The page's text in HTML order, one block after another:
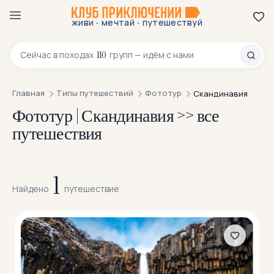
живи · мечтай · путешествуй
Сейчас в походах 110 групп — идём с нами
8 800 200-70-23
Главная Типы путешествий Фототур Скандинавия
Фототур | Скандинавия >> все
путешествия
Найдено 1 путешествие
Заграничные
Комфорт-тур
Корпоративные туры
Лыжные
Мультитуры 195
На байдарках 276